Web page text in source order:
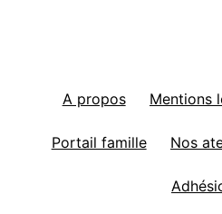
A propos Mentions
Portail famille Nos